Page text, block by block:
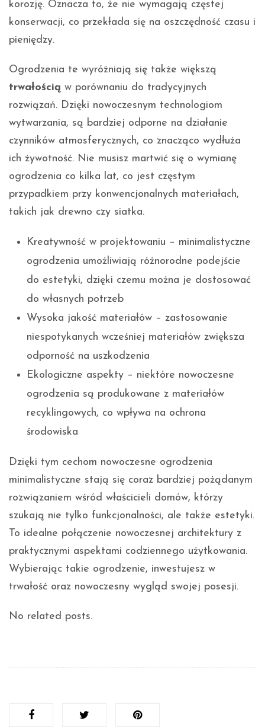
korozję. Oznacza to, że nie wymagają częstej
konserwacji, co przekłada się na oszczędność czasu i
pieniędzy.
Ogrodzenia te wyróżniają się także większą
trwałością w porównaniu do tradycyjnych
rozwiązań. Dzięki nowoczesnym technologiom
wytwarzania, są bardziej odporne na działanie
czynników atmosferycznych, co znacząco wydłuża
ich żywotność. Nie musisz martwić się o wymianę
ogrodzenia co kilka lat, co jest częstym
przypadkiem przy konwencjonalnych materiałach,
takich jak drewno czy siatka.
Kreatywność w projektowaniu – minimalistyczne
ogrodzenia umożliwiają różnorodne podejście
do estetyki, dzięki czemu można je dostosować
do własnych potrzeb
Wysoka jakość materiałów – zastosowanie
niespotykanych wcześniej materiałów zwiększa
odporność na uszkodzenia
Ekologiczne aspekty – niektóre nowoczesne
ogrodzenia są produkowane z materiałów
recyklingowych, co wpływa na ochrona
środowiska
Dzięki tym cechom nowoczesne ogrodzenia
minimalistyczne stają się coraz bardziej pożądanym
rozwiązaniem wśród właścicieli domów, którzy
szukają nie tylko funkcjonalności, ale także estetyki.
To idealne połączenie nowoczesnej architektury z
praktycznymi aspektami codziennego użytkowania.
Wybierając takie ogrodzenie, inwestujesz w
trwałość oraz nowoczesny wygląd swojej posesji.
No related posts.